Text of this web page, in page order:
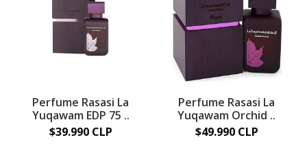
Perfume Rasasi La
Yuqawam EDP 75 ..
$39.990 CLP
Perfume Rasasi La
Yuqawam Orchid ..
$49.990 CLP